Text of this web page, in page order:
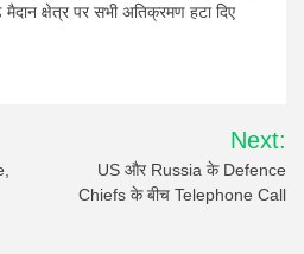
क्षेत्र पर सभी अतिक्रमण हटा दिए
Next:
US और Russia के Defence
Chiefs के बीच Telephone Call